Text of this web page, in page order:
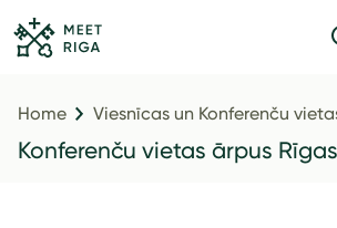
Home Viesnīcas un Konferenču
Konferenču vietas ārpus Rīgas